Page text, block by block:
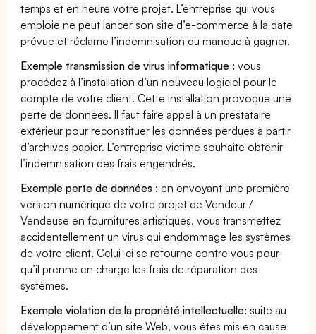
temps et en heure votre projet. L’entreprise qui vous
emploie ne peut lancer son site d’e-commerce à la date
prévue et réclame l’indemnisation du manque à gagner.
Exemple transmission de virus informatique : vous
procédez à l’installation d’un nouveau logiciel pour le
compte de votre client. Cette installation provoque une
perte de données. Il faut faire appel à un prestataire
extérieur pour reconstituer les données perdues à partir
d’archives papier. L’entreprise victime souhaite obtenir
l’indemnisation des frais engendrés.
Exemple perte de données : en envoyant une première
version numérique de votre projet de Vendeur /
Vendeuse en fournitures artistiques, vous transmettez
accidentellement un virus qui endommage les systèmes
de votre client. Celui-ci se retourne contre vous pour
qu’il prenne en charge les frais de réparation des
systèmes.
Exemple violation de la propriété intellectuelle: suite au
développement d’un site Web, vous êtes mis en cause